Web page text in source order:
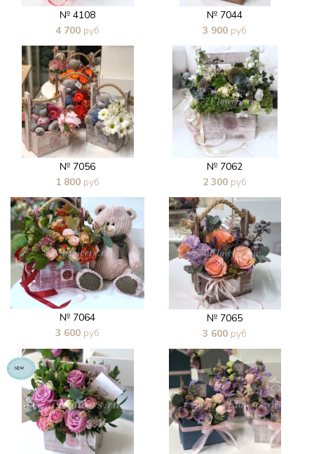
№ 4108
4 700 руб
В 1 клик
№ 7044
3 900 руб
В 1 клик
№ 7056
1 800 руб
В 1 клик
№ 7062
2 300 руб
В 1 клик
№ 7064
3 600 руб
В 1 клик
№ 7065
3 600 руб
В 1 клик